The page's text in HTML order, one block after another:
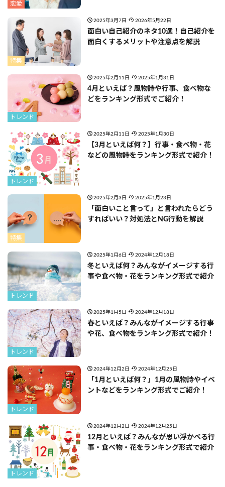
恋愛
特集
2025年3月7日 2026年5月22日
面白い自己紹介のネタ10選！自己紹介を
面白くするメリットや注意点を解説
トレンド
2025年2月11日 2025年1月31日
4月といえば？風物詩や行事、食べ物な
どをランキング形式でご紹介！
トレンド
2025年2月11日 2025年1月30日
【3月といえば何？】行事・食べ物・花
などの風物詩をランキング形式で紹介！
特集
2025年2月3日 2025年1月23日
「面白いこと言って」と言われたらどう
すればいい？対処法とNG行動を解説
トレンド
2025年1月6日 2024年12月18日
冬といえば何？みんながイメージする行
事や食べ物・花をランキング形式で紹介
トレンド
2025年1月5日 2024年12月18日
春といえば？みんながイメージする行事
や花、食べ物をランキング形式で紹介！
トレンド
2024年12月2日 2024年12月25日
「1月といえば何？」1月の風物詩やイベ
ントなどをランキング形式でご紹介！
トレンド
2024年12月2日 2024年12月25日
12月といえば？みんなが思い浮かべる行
事・食べ物・花をランキング形式で紹介